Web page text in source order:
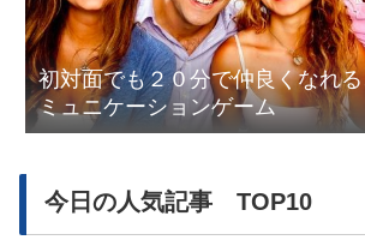
初対面でも２０分で仲良くなれ
ミュニケーションゲーム
今日の人気記事 TOP10